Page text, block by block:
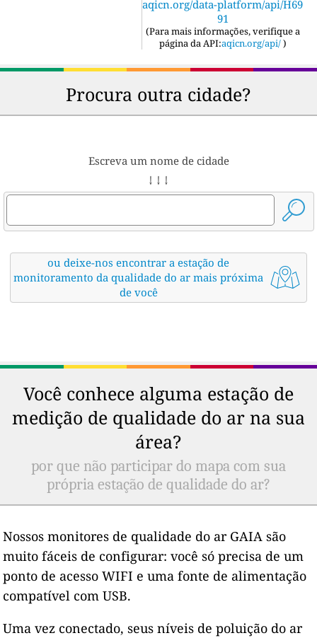
aqicn.org/data-platform/api/H69
91
(Para mais informações, verifique a
página da API:aqicn.org/api/ )
Procura outra cidade?
Escreva um nome de cidade
↓ ↓ ↓
ou deixe-nos encontrar a estação de
monitoramento da qualidade do ar mais próxima
de você
Você conhece alguma estação de
medição de qualidade do ar na sua
área?
por que não participar do mapa com sua
própria estação de qualidade do ar?
Nossos monitores de qualidade do ar GAIA são
muito fáceis de configurar: você só precisa de um
ponto de acesso WIFI e uma fonte de alimentação
compatível com USB.
Uma vez conectado, seus níveis de poluição do ar